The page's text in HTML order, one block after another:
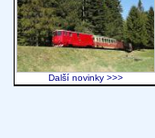
Další novinky >>>